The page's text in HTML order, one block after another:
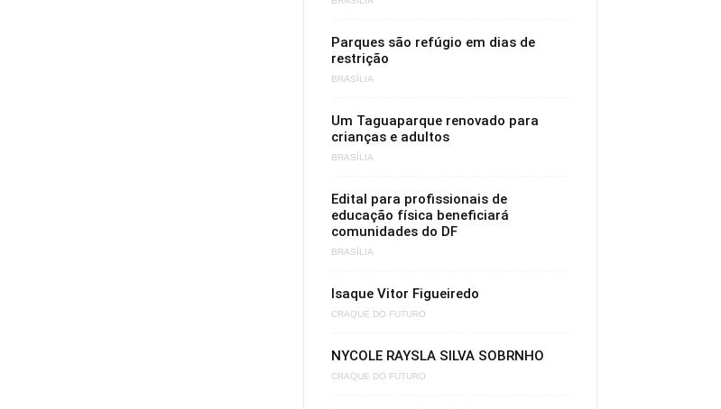
Parques são refúgio em dias de
restrição
BRASÍLIA
Um Taguaparque renovado para
crianças e adultos
BRASÍLIA
Edital para profissionais de
educação física beneficiará
comunidades do DF
BRASÍLIA
Isaque Vitor Figueiredo
CRAQUE DO FUTURO
NYCOLE RAYSLA SILVA SOBRNHO
CRAQUE DO FUTURO